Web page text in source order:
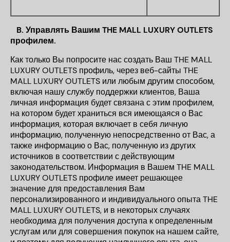
B.Управлять Вашим THE MALL LUXURY OUTLETS
профилем.
Как только Вы попросите нас создать Ваш THE MALL
LUXURY OUTLETS профиль, через веб-сайты THE
MALL LUXURY OUTLETS или любым другим способом,
включая нашу службу поддержки клиентов, Ваша
личная информация будет связана с этим профилем,
на котором будет храниться вся имеющаяся о Вас
информация, которая включает в себя личную
информацию, полученную непосредственно от Вас, а
также информацию о Вас, полученную из других
источников в соответствии с действующим
законодательством. Информация в Вашем THE MALL
LUXURY OUTLETS профиле имеет решающее
значение для предоставления Вам
персонализированного и индивидуального опыта THE
MALL LUXURY OUTLETS, и в некоторых случаях
необходима для получения доступа к определенным
услугам или для совершения покупок на нашем сайте,